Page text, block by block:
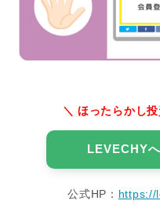
＼ ほったらかし
LEVECHY
公式HP： https://